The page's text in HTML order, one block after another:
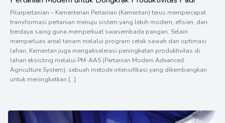
Pilarpertanian – Kementerian Pertanian (Kementan) terus mempercepat
transformasi pertanian menuju sistem yang lebih modern, efisien, dan
berdaya saing guna memperkuat swasembada pangan. Selain
memperluas areal tanam melalui program cetak sawah dan optimasi
lahan, Kementan juga mengakselerasi peningkatan produktivitas di
lahan eksisting melalui PM-AAS (Pertanian Modern Advanced
Agriculture System), sebuah metode intensifikasi yang dikembangkan
untuk meningkatkan […]